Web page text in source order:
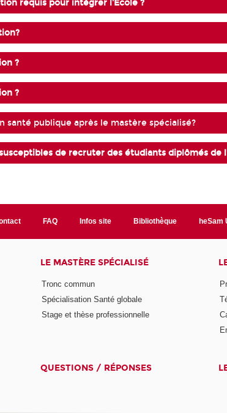
requis pour intégrer l'Ecole ?
?
?
santé publique après le mastère spécialisé?
de recruter des étudiants diplômés de
FAQ Infos site Bibliothèque heSam
LE MASTÈRE SPÉCIALISÉ
Tronc commun
Spécialisation Santé globale
Stage et thèse professionnelle
QUESTIONS / RÉPONSES